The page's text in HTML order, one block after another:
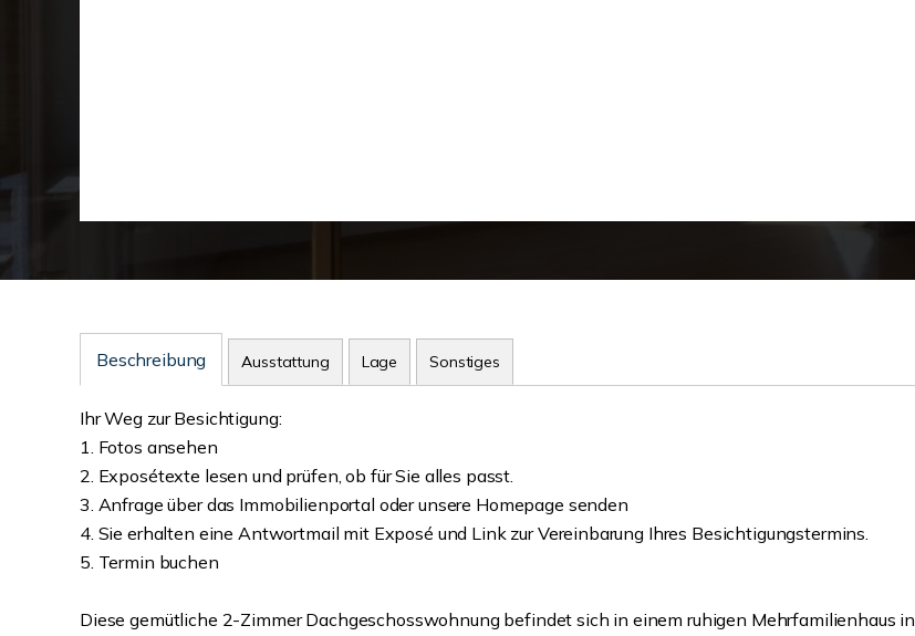
Beschreibung Ausstattung Lage Sonstiges
Ihr Weg zur Besichtigung:
1. Fotos ansehen
2. Exposétexte lesen und prüfen, ob für Sie alles passt.
3. Anfrage über das Immobilienportal oder unsere Homepage senden
4. Sie erhalten eine Antwortmail mit Exposé und Link zur Vereinbarung Ihres Besichtigungstermins.
5. Termin buchen
Diese gemütliche 2-Zimmer Dachgeschosswohnung befindet sich in einem ruhigen Mehrfamilienhaus in